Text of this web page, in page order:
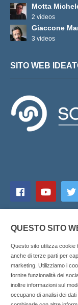
Motta
2 videos
Giaccone
3 videos
SITO WEB
Copyright © 2025
QUESTO SITO
Questo sito utilizza cookie
anche di terze parti per
marketing. Utilizziamo i
fornire funzionalità dei
inoltre informazioni sul
occupano di analisi dei